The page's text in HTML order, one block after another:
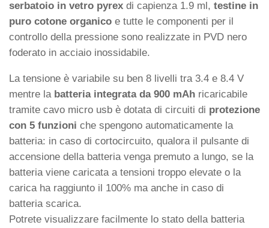
serbatoio in vetro pyrex di capienza 1.9 ml, testine in
puro cotone organico e tutte le componenti per il
controllo della pressione sono realizzate in PVD nero
foderato in acciaio inossidabile.
La tensione è variabile su ben 8 livelli tra 3.4 e 8.4 V
mentre la batteria integrata da 900 mAh ricaricabile
tramite cavo micro usb è dotata di circuiti di protezione
con 5 funzioni che spengono automaticamente la
batteria: in caso di cortocircuito, qualora il pulsante di
accensione della batteria venga premuto a lungo, se la
batteria viene caricata a tensioni troppo elevate o la
carica ha raggiunto il 100% ma anche in caso di
batteria scarica.
Potrete visualizzare facilmente lo stato della batteria